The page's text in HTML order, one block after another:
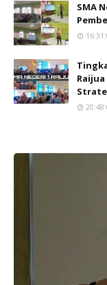
SMA